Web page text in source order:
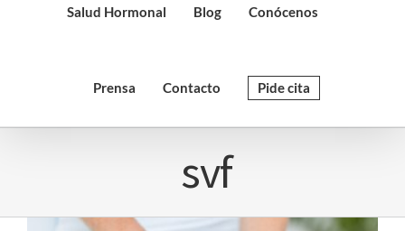
Salud Hormonal Blog Conócenos
Prensa Contacto Pide cita
svf